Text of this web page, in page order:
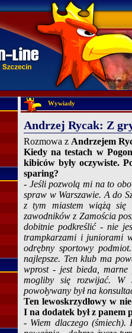
Wywiady
Andrzej Rycak: Z
Rozmowa z Andrzejem
Kiedy na testach w
kibiców były oczywiste.
sparing?
- Jeśli pozwolą mi na to
spraw w Warszawie. A do
z tym miastem wiążą się
zawodników z Zamościa
dobitnie podkreślić - nie
trampkarzami i juniorami
odrębny sportowy
najlepsze. Ten klub ma
wprost - jest bieda, marne
mogliby się rozwijać. W
powoływany był na
Ten lewoskrzydłowy w
I na dodatek był z panem
- Wiem dlaczego